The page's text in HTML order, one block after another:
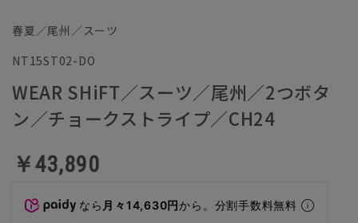
春夏／尾州／スーツ
NT15ST02-DO
WEAR SHiFT／スーツ／尾州／2つボタ
ン／チョークストライプ／CH24
￥43,890
なら 月々14,630円から。分割手数料無料